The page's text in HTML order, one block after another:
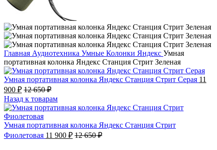
Главная Аудиотехника Умные Колонки Яндекс Умная
портативная колонка Яндекс Станция Стрит Зеленая
Умная портативная колонка Яндекс Станция Стрит Серая 11
900 ₽ 12 650₽
Назад к товарам
Умная портативная колонка Яндекс Станция Стрит
Фиолетовая 11 900 ₽ 12 650₽